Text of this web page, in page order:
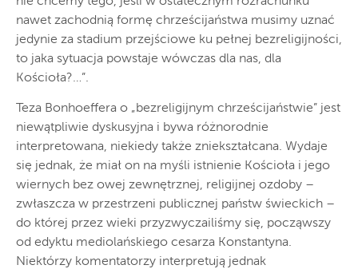
nawet zachodnią formę chrześcijaństwa musimy uznać
jedynie za stadium przejściowe ku pełnej bezreligijności,
to jaka sytuacja powstaje wówczas dla nas, dla
Kościoła?…”.
Teza Bonhoeffera o „bezreligijnym chrześcijaństwie” jest
niewątpliwie dyskusyjna i bywa różnorodnie
interpretowana, niekiedy także zniekształcana. Wydaje
się jednak, że miał on na myśli istnienie Kościoła i jego
wiernych bez owej zewnętrznej, religijnej ozdoby –
zwłaszcza w przestrzeni publicznej państw świeckich –
do której przez wieki przyzwyczailiśmy się, począwszy
od edyktu mediolańskiego cesarza Konstantyna.
Niektórzy komentatorzy interpretują jednak